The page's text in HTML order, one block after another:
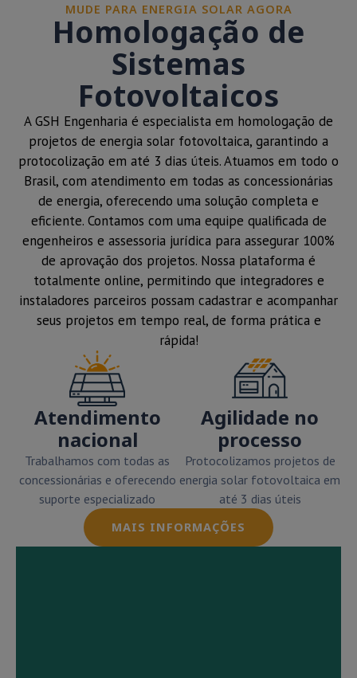
MUDE PARA ENERGIA SOLAR AGORA
Homologação de
Sistemas
Fotovoltaicos
A GSH Engenharia é especialista em homologação de
projetos de energia solar fotovoltaica, garantindo a
protocolização em até 3 dias úteis. Atuamos em todo o
Brasil, com atendimento em todas as concessionárias
de energia, oferecendo uma solução completa e
eficiente. Contamos com uma equipe qualificada de
engenheiros e assessoria jurídica para assegurar 100%
de aprovação dos projetos. Nossa plataforma é
totalmente online, permitindo que integradores e
instaladores parceiros possam cadastrar e acompanhar
seus projetos em tempo real, de forma prática e
rápida!
Atendimento
nacional
Trabalhamos com todas as
concessionárias e oferecendo
suporte especializado
Agilidade no
processo
Protocolizamos projetos de
energia solar fotovoltaica em
até 3 dias úteis
MAIS INFORMAÇÕES